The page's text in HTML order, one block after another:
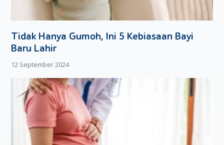
Tidak Hanya Gumoh, Ini 5 Kebiasaan Bayi
Baru Lahir
12 September 2024